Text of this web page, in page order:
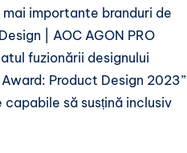
mai importante branduri de
| AOC AGON PRO
fuzionării designului
Product Design 2023”
să susțină inclusiv